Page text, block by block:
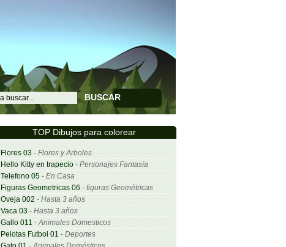
BUSCAR
TOP Dibujos para colorear
Flores 03 - Flores y Arboles
Hello Kitty en trapecio- Personajes Fantasía
Telefono 05- En Casa
Figuras Geometricas 06 - figuras Geométricas
Oveja 002 - Hasta 3 años
Vaca 03 - Hasta 3 años
Gallo 011 -Animales Domesticos
Pelotas Futbol 01 - Deportes